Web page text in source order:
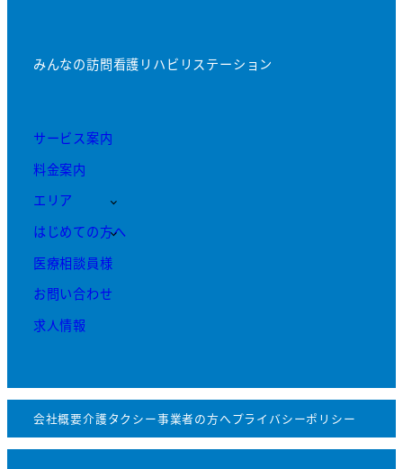
みんなの訪問看護リハビリステーション
サービス案内
料金案内
エリア
はじめての方へ
医療相談員様
お問い合わせ
求人情報
会社概要介護タクシー事業者の方へプライバシーポリシー